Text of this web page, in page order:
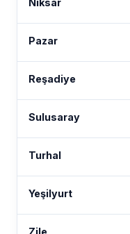
Niksar
Pazar
Reşadiye
Sulusaray
Turhal
Yeşilyurt
Zile